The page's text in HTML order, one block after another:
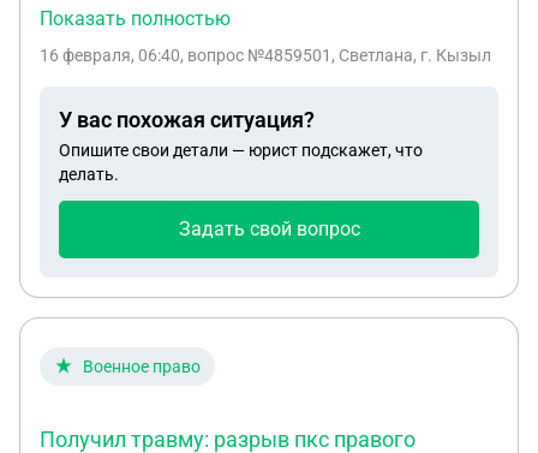
республики признано виновным в совершении
привлечено к административной ответственности
юридического лица, если срок подачи возражения
истёк?
Показать полностью
16 февраля, 06:40, вопрос №4859501, Светлана, г. Кызыл
У вас похожая ситуация?
Опишите свои детали — юрист подскажет, что
делать.
Задать свой вопрос
Военное право
Получил травму: разрыв пкс правого